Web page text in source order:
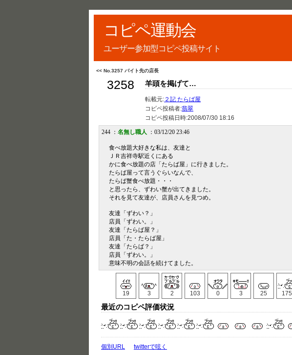
コピペ運動会
ユーザー参加型コピペ投稿サイト
<< No.3257 バイト先の店長
3258 羊頭を掲げて…
転載元: ２記 たらば屋
コピペ投稿者:翡翠
コピペ投稿日時:2008/07/30 18:16
244 ： 名無し職人 ：03/12/20 23:46
食べ放題大好きな私は、友達と
ＪＲ吉祥寺駅近くにある
かに食べ放題の店「たらば屋」に行きました。
たらば屋って言うぐらいなんで、
たらば蟹食べ放題・・・
と思ったら、ずわい蟹が出てきました。
それを見て友達が、店員さんを見つめ。
友達「ずわい？」
店員「ずわい。」
友達「たらば屋？」
店員「た・たらば屋」
友達「たらば？」
店員「ずわい。」
意味不明の会話を続けてました。
19 3 2 103 0 3 25 175
最近のコピペ評価状況
個別URL twitterで呟く